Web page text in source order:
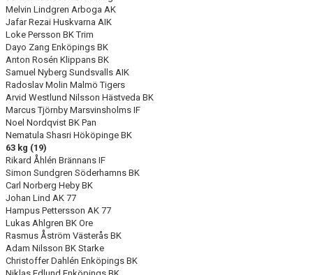
Melvin Lindgren Arboga AK
Jafar Rezai Huskvarna AIK
Loke Persson BK Trim
Dayo Zang Enköpings BK
Anton Rosén Klippans BK
Samuel Nyberg Sundsvalls AIK
Radoslav Molin Malmö Tigers
Arvid Westlund Nilsson Hästveda BK
Marcus Tjörnby Marsvinsholms IF
Noel Nordqvist BK Pan
Nematula Shasri Hököpinge BK
63 kg (19)
Rikard Åhlén Brännans IF
Simon Sundgren Söderhamns BK
Carl Norberg Heby BK
Johan Lind AK 77
Hampus Pettersson AK 77
Lukas Ahlgren BK Ore
Rasmus Åström Västerås BK
Adam Nilsson BK Starke
Christoffer Dahlén Enköpings BK